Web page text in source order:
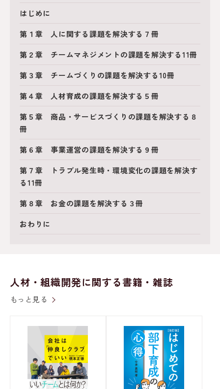
はじめに
第１章 人に関する課題を解決する７冊
第２章 チームマネジメントの課題を解決する11冊
第３章 チームづくりの課題を解決する10冊
第４章 人材育成の課題を解決する５冊
第５章 商品・サービスづくりの課題を解決する８
冊
第６章 事業運営の課題を解決する９冊
第７章 トラブル発生時・環境変化の課題を解決す
る11冊
第８章 お金の課題を解決する３冊
おわりに
人材・組織開発に関する書籍・雑誌
もっと見る